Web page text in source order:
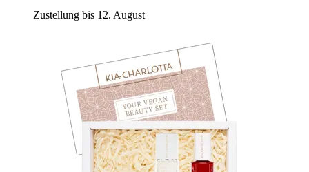
Zustellung bis 12. August